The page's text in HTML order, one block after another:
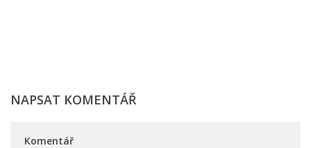
NAPSAT KOMENTÁŘ
Komentář